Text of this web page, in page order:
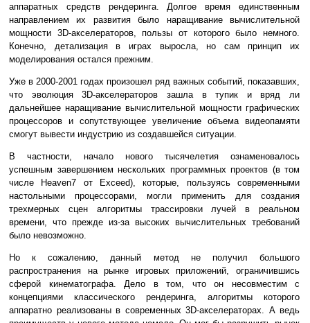
аппаратных средств рендеринга. Долгое время единственным
направлением их развития было наращивание вычислительной
мощности 3D-акселераторов, пользы от которого было немного.
Конечно, детализация в играх выросла, но сам принцип их
моделирования остался прежним.
Уже в 2000-2001 годах произошел ряд важных событий, показавших,
что эволюция 3D-акселераторов зашла в тупик и вряд ли
дальнейшее наращивание вычислительной мощности графических
процессоров и сопутствующее увеличение объема видеопамяти
смогут вывести индустрию из создавшейся ситуации.
В частности, начало нового тысячелетия ознаменовалось
успешным завершением нескольких программных проектов (в том
числе Heaven7 от Exceed), которые, пользуясь современными
настольными процессорами, могли применить для создания
трехмерных сцен алгоритмы трассировки лучей в реальном
времени, что прежде из-за высоких вычислительных требований
было невозможно.
Но к сожалению, данный метод не получил большого
распространения на рынке игровых приложений, ограничившись
сферой кинематографа. Дело в том, что он несовместим с
концепциями классического рендеринга, алгоритмы которого
аппаратно реализованы в современных 3D-акселераторах. А ведь